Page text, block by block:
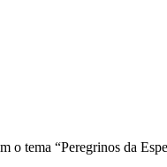
o tema “Peregrinos da